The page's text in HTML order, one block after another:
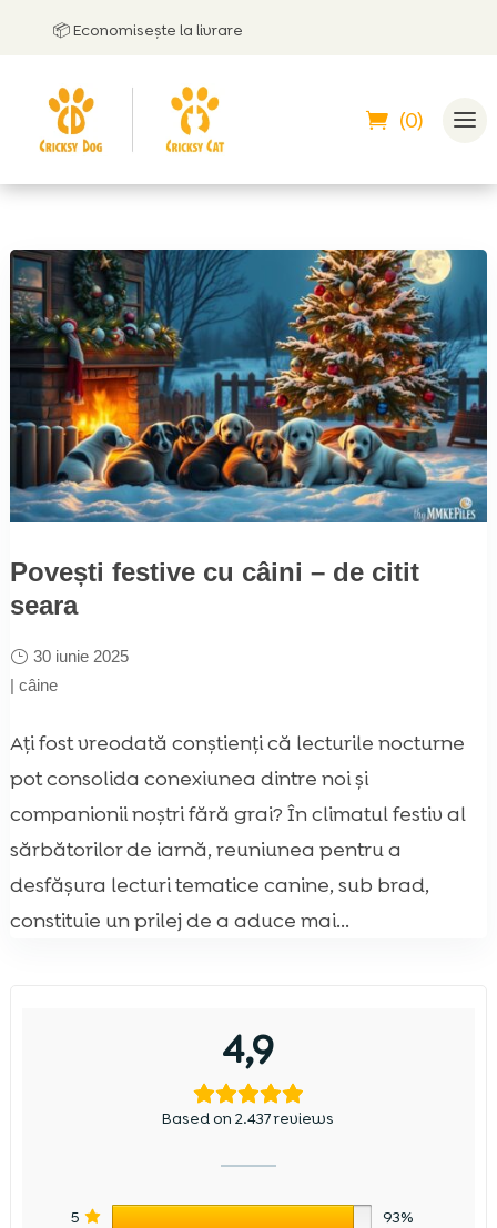
📦 Economisește la livrare
(0)
Povești festive cu câini – de citit
seara
30 iunie 2025
| câine
Ați fost vreodată conștienți că lecturile nocturne
pot consolida conexiunea dintre noi și
companionii noștri fără grai? În climatul festiv al
sărbătorilor de iarnă, reuniunea pentru a
desfășura lecturi tematice canine, sub brad,
constituie un prilej de a aduce mai...
4,9
Based on 2.437 reviews
5 93%